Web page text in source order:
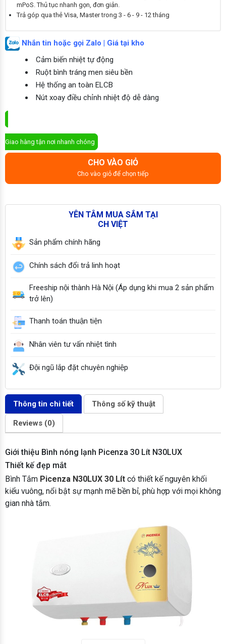
mPoS. Thủ tục nhanh gọn, đơn giản.
Trả góp qua thẻ Visa, Master trong 3 - 6 - 9 - 12 tháng
Nhắn tin hoặc gọi Zalo | Giá tại kho
Cảm biến nhiệt tự động
Ruột bình tráng men siêu bền
Hệ thống an toàn ELCB
Nút xoay điều chỉnh nhiệt độ dễ dàng
Giao hàng tận nơi nhanh chóng
CHO VÀO GIỎ
Cho vào giỏ để chọn tiếp
YÊN TÂM MUA SẮM TẠI
CH VIỆT
Sản phẩm chính hãng
Chính sách đổi trả linh hoạt
Freeship nội thành Hà Nội (Áp dụng khi mua 2 sản phẩm
trở lên)
Thanh toán thuận tiện
Nhân viên tư vấn nhiệt tình
Đội ngũ lắp đặt chuyên nghiệp
Thông tin chi tiết Thông số kỹ thuật
Reviews (0)
Giới thiệu Bình nóng lạnh Picenza 30 Lít N30LUX
Thiết kế đẹp mắt
Bình Tắm Picenza N30LUX 30 Lít có thiết kế nguyên khối
kiểu vuông, nổi bật sự mạnh mẽ bền bỉ, phù hợp với mọi không
gian nhà tắm.